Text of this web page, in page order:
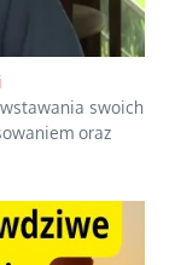
swoich
oraz